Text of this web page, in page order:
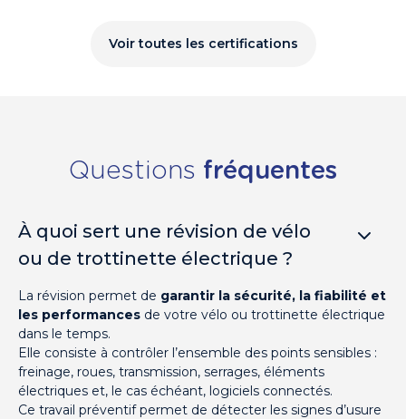
Voir toutes les certifications
Questions fréquentes
À quoi sert une révision de vélo
ou de trottinette électrique ?
La révision permet de garantir la sécurité, la fiabilité et
les performances de votre vélo ou trottinette électrique
dans le temps.
Elle consiste à contrôler l’ensemble des points sensibles :
freinage, roues, transmission, serrages, éléments
électriques et, le cas échéant, logiciels connectés.
Ce travail préventif permet de détecter les signes d’usure